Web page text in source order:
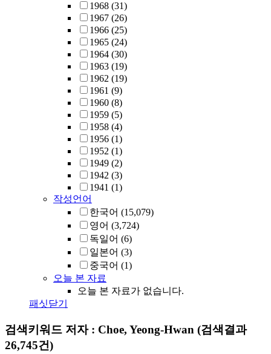
1968 (31)
1967 (26)
1966 (25)
1965 (24)
1964 (30)
1963 (19)
1962 (19)
1961 (9)
1960 (8)
1959 (5)
1958 (4)
1956 (1)
1952 (1)
1949 (2)
1942 (3)
1941 (1)
작성언어
한국어 (15,079)
영어 (3,724)
독일어 (6)
일본어 (3)
중국어 (1)
오늘 본 자료
오늘 본 자료가 없습니다.
패싯닫기
검색키워드 저자 : Choe, Yeong-Hwan (검색결과
26,745건)